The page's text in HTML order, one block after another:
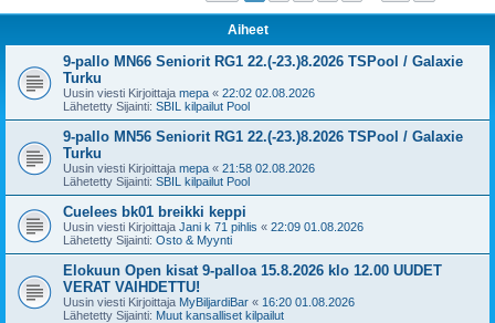
Aiheet
9-pallo MN66 Seniorit RG1 22.(-23.)8.2026 TSPool / Galaxie
Turku
Uusin viesti Kirjoittaja mepa « 22:02 02.08.2026
Lähetetty Sijainti: SBIL kilpailut Pool
9-pallo MN56 Seniorit RG1 22.(-23.)8.2026 TSPool / Galaxie
Turku
Uusin viesti Kirjoittaja mepa « 21:58 02.08.2026
Lähetetty Sijainti: SBIL kilpailut Pool
Cuelees bk01 breikki keppi
Uusin viesti Kirjoittaja Jani k 71 pihlis « 22:09 01.08.2026
Lähetetty Sijainti: Osto & Myynti
Elokuun Open kisat 9-palloa 15.8.2026 klo 12.00 UUDET
VERAT VAIHDETTU!
Uusin viesti Kirjoittaja MyBiljardiBar « 16:20 01.08.2026
Lähetetty Sijainti: Muut kansalliset kilpailut